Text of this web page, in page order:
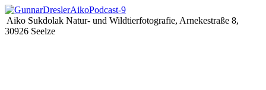
Aiko Sukdolak Natur- und Wildtierfotografie, Arnekestraße 8,
30926 Seelze